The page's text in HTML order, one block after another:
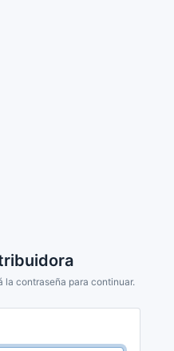
la contraseña para continuar.